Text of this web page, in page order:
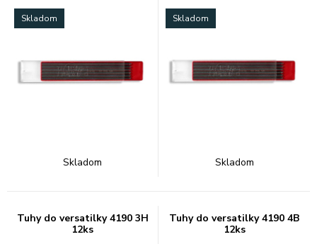
Skladom
Skladom
Skladom
Skladom
Tuhy do versatilky 4190 3H
12ks
Tuhy do versatilky 4190 4B
12ks